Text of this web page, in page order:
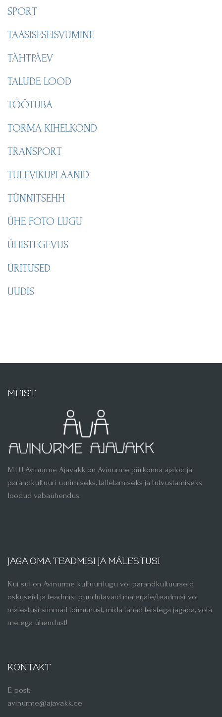
SPORT
TAASISESEISVUMINE
TÄHTPÄEV
TALUDE LOOD
TÖÖTUBA
TORMA KIHELKOND
TRANSPORT
TULEVIKUPLAANID
TÜNNITSEHH
ÜHE FOTO LUGU
ÜHISTEGEVUS
ÜRITUSED
UUDIS
MEIST
MTÜ Avinurme Ajavakk on Avinurme piirkonna ajaloo ja
pärandkultuuri uurimiseks, talletamiseks ja tutvustamiseks
loodud vabaühendus.
JAGA OMA TEADMISI JA MÄLESTUSI
Kui sul on Avinurme kultuurilugu või pärandkultuurseid
oskuseid ja teadmisi puudutavaid materjale/teadmisi või
mälestusi siinmail toimunust, mida tahad teistega jagada, võta
meiega ühendust!
KONTAKT
E-post:
avinurme@ajavakk.ee